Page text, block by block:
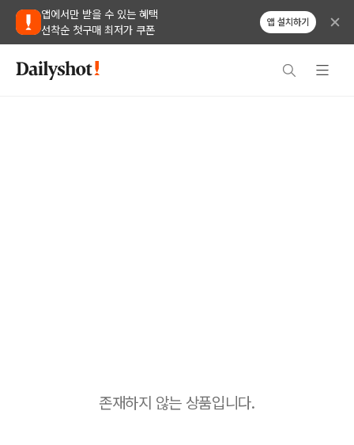
앱에서만 받을 수 있는 혜택
선착순 첫구매 최저가 쿠폰
앱 설치하기
존재하지 않는 상품입니다.